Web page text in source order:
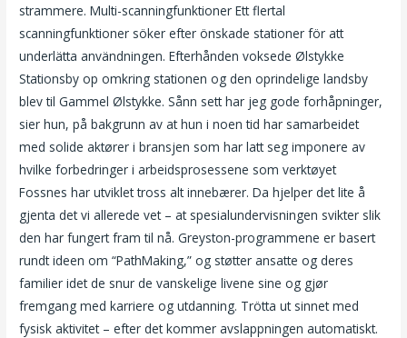
strammere. Multi-scanningfunktioner Ett flertal
scanningfunktioner söker efter önskade stationer för att
underlätta användningen. Efterhånden voksede Ølstykke
Stationsby op omkring stationen og den oprindelige landsby
blev til Gammel Ølstykke. Sånn sett har jeg gode forhåpninger,
sier hun, på bakgrunn av at hun i noen tid har samarbeidet
med solide aktører i bransjen som har latt seg imponere av
hvilke forbedringer i arbeidsprosessene som verktøyet
Fossnes har utviklet tross alt innebærer. Da hjelper det lite å
gjenta det vi allerede vet – at spesialundervisningen svikter slik
den har fungert fram til nå. Greyston-programmene er basert
rundt ideen om “PathMaking,” og støtter ansatte og deres
familier idet de snur de vanskelige livene sine og gjør
fremgang med karriere og utdanning. Trötta ut sinnet med
fysisk aktivitet – efter det kommer avslappningen automatiskt.